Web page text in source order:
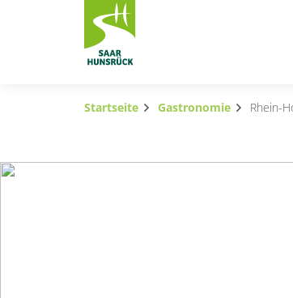
Zum Hauptinhalt springen
Subnavigation umschalten
Startseite Gastronomie Rhein-